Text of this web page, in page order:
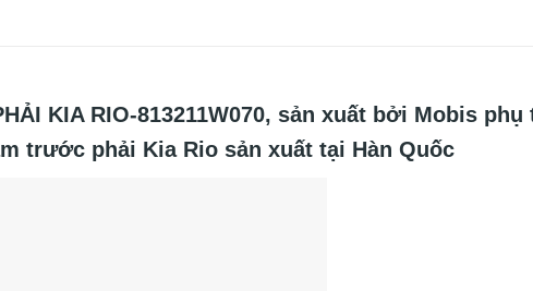
KIA RIO-813211W070, sản xuất bởi Mobis
trước phải Kia Rio sản xuất tại Hàn Quốc